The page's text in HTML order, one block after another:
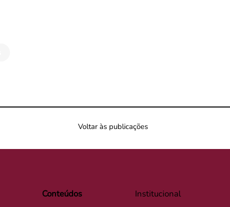
Voltar às publicações
Conteúdos Institucional